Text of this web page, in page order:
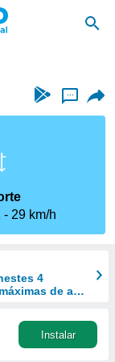
...
29 km/h
4
de até
Instalar